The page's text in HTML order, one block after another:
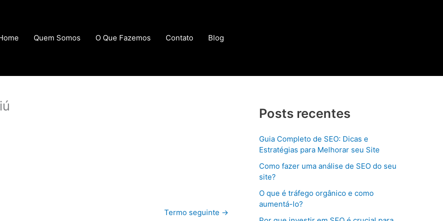
Quem Somos O Que Fazemos Contato Blog
Termo seguinte →
Posts recentes
Guia Completo de SEO: Dicas e
Estratégias para Melhorar seu Site
Como fazer uma análise de SEO do seu
site?
O que é tráfego orgânico e como
aumentá-lo?